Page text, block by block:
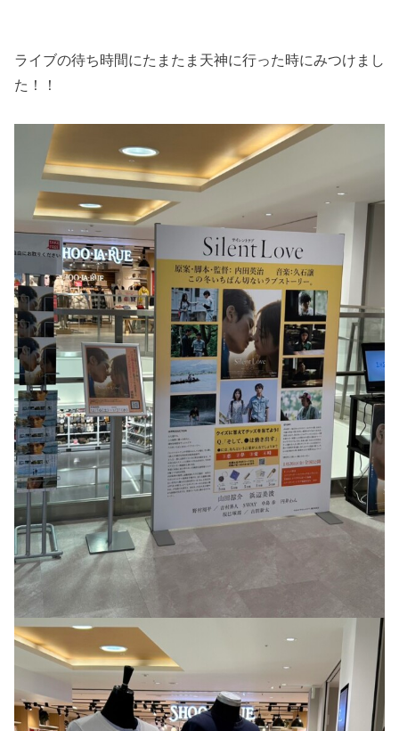
ライブの待ち時間にたまたま天神に行った時にみつけまし
た！！